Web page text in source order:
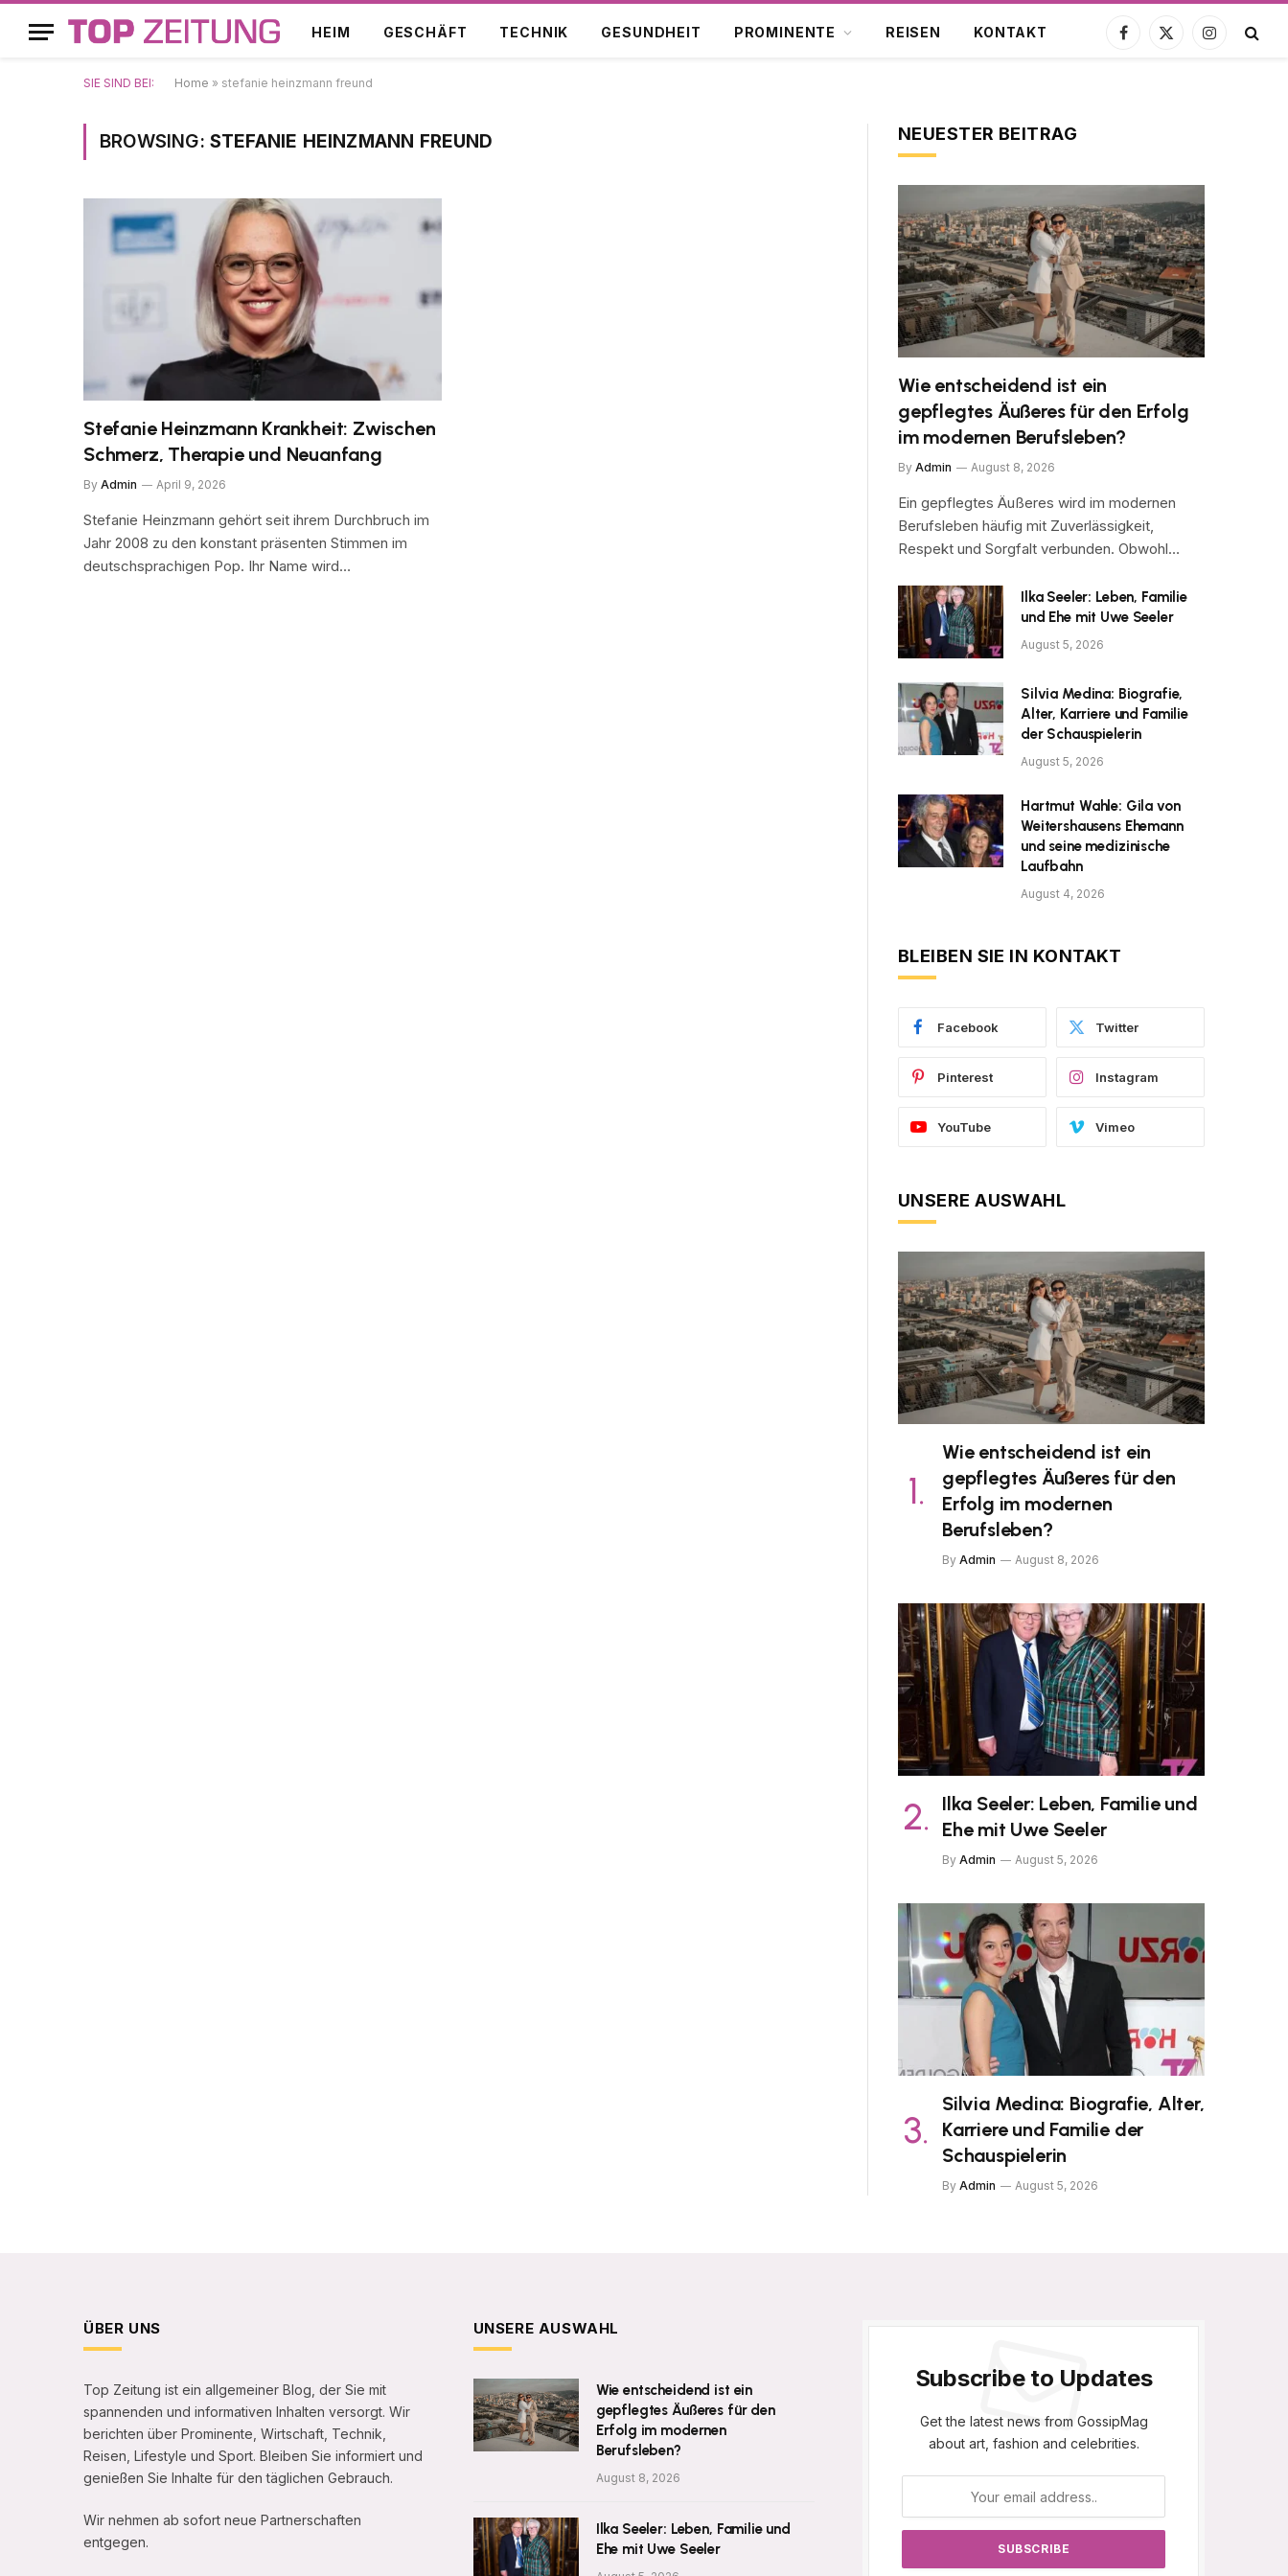
HEIM GESCHÄFT TECHNIK GESUNDHEIT PROMINENTE REISEN KONTAKT
Facebook
X
Instagram
SIE SIND BEI: Home » stefanie heinzmann freund
BROWSING: STEFANIE HEINZMANN FREUND
Stefanie Heinzmann Krankheit: Zwischen
Schmerz, Therapie und Neuanfang
By Admin April 9, 2026
Stefanie Heinzmann gehört seit ihrem Durchbruch im
Jahr 2008 zu den konstant präsenten Stimmen im
deutschsprachigen Pop. Ihr Name wird…
NEUESTER BEITRAG
Wie entscheidend ist ein
gepflegtes Äußeres für den Erfolg
im modernen Berufsleben?
By Admin August 8, 2026
Ein gepflegtes Äußeres wird im modernen
Berufsleben häufig mit Zuverlässigkeit,
Respekt und Sorgfalt verbunden. Obwohl…
Ilka Seeler: Leben, Familie
und Ehe mit Uwe Seeler
August 5, 2026
Silvia Medina: Biografie,
Alter, Karriere und Familie
der Schauspielerin
August 5, 2026
Hartmut Wahle: Gila von
Weitershausens Ehemann
und seine medizinische
Laufbahn
August 4, 2026
BLEIBEN SIE IN KONTAKT
Facebook Twitter
Pinterest Instagram
YouTube Vimeo
UNSERE AUSWAHL
Wie entscheidend ist ein
gepflegtes Äußeres für den
Erfolg im modernen
Berufsleben?
By Admin August 8, 2026
Ilka Seeler: Leben, Familie und
Ehe mit Uwe Seeler
By Admin August 5, 2026
Silvia Medina: Biografie, Alter,
Karriere und Familie der
Schauspielerin
By Admin August 5, 2026
ÜBER UNS
Top Zeitung ist ein allgemeiner Blog, der Sie mit
spannenden und informativen Inhalten versorgt. Wir
berichten über Prominente, Wirtschaft, Technik,
Reisen, Lifestyle und Sport. Bleiben Sie informiert und
genießen Sie Inhalte für den täglichen Gebrauch.
Wir nehmen ab sofort neue Partnerschaften
entgegen.
UNSERE AUSWAHL
Wie entscheidend ist ein
gepflegtes Äußeres für den
Erfolg im modernen
Berufsleben?
August 8, 2026
Ilka Seeler: Leben, Familie und
Ehe mit Uwe Seeler
Subscribe to Updates
Get the latest news from GossipMag
about art, fashion and celebrities.